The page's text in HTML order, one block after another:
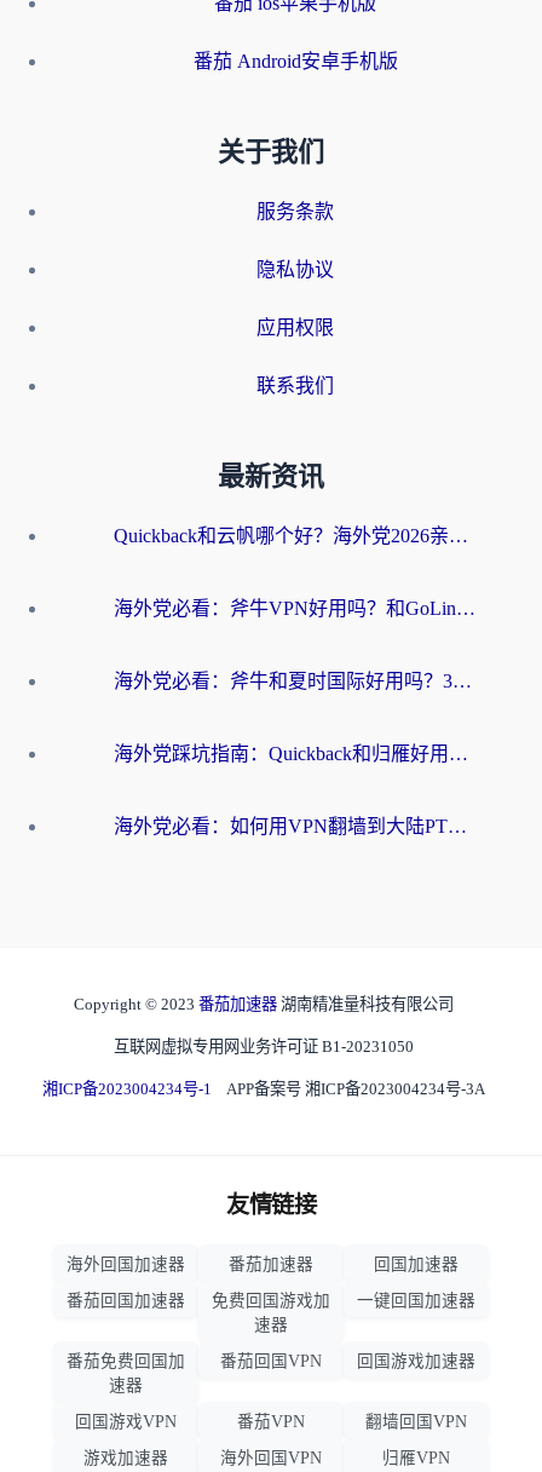
番茄 Android安卓手机版
关于我们
服务条款
隐私协议
应用权限
联系我们
最新资讯
Quickback和云帆哪个好？海外党2026亲测指南：选对加速器大陆工具，无缝刷国内剧玩国服
海外党必看：斧牛VPN好用吗？和GoLinkVPN对比哪个回国效果更好？
海外党必看：斧牛和夏时国际好用吗？3步选对回国加速器，无缝刷国内资源
海外党踩坑指南：Quickback和归雁好用吗？选对加速器才能无缝刷国内资源
海外党必看：如何用VPN翻墙到大陆PTT？一篇解决你所有回国加速痛点
Copyright © 2023 番茄加速器 湖南精准量科技有限公司
互联网虚拟专用网业务许可证 B1-20231050
湘ICP备2023004234号-1 APP备案号 湘ICP备2023004234号-3A
友情链接
海外回国加速器 番茄加速器
回国加速器
番茄回国加速器
免费回国游戏加
速器
一键回国加速器
番茄免费回国加
速器
番茄回国VPN 回国游戏加速器
回国游戏VPN 番茄VPN
翻墙回国VPN
游戏加速器
海外回国VPN 归雁VPN